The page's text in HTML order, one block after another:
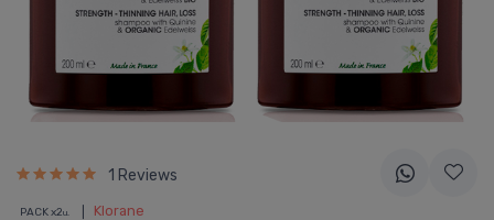
1 Reviews
PACK x2u. Klorane